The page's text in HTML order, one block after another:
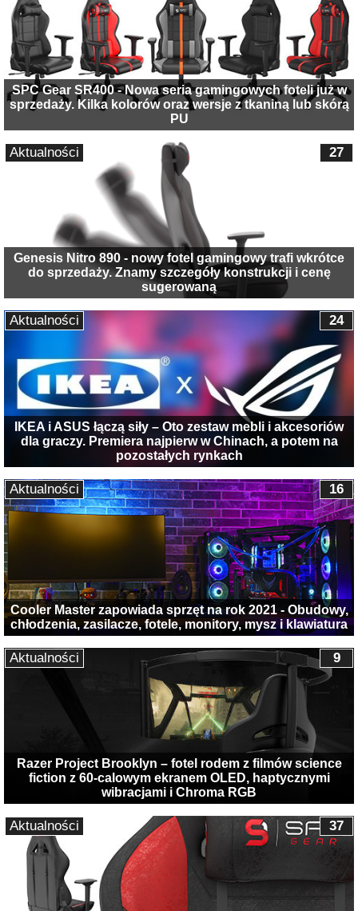
SPC Gear SR400 - Nowa seria gamingowych foteli już w
sprzedaży. Kilka kolorów oraz wersje z tkaniną lub skórą
PU
Genesis Nitro 890 - nowy fotel gamingowy trafi wkrótce
do sprzedaży. Znamy szczegóły konstrukcji i cenę
sugerowaną
27
Aktualności
IKEA i ASUS łączą siły – Oto zestaw mebli i akcesoriów
dla graczy. Premiera najpierw w Chinach, a potem na
pozostałych rynkach
24
Aktualności
Cooler Master zapowiada sprzęt na rok 2021 - Obudowy,
chłodzenia, zasilacze, fotele, monitory, mysz i klawiatura
16
Aktualności
Razer Project Brooklyn – fotel rodem z filmów science
fiction z 60-calowym ekranem OLED, haptycznymi
wibracjami i Chroma RGB
9
Aktualności
37
Aktualności